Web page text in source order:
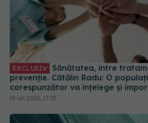
EXCLUSIV
prevenție. Cătălin Radu: O
corespunzător va înțelege și
19 iun 2025, 17:33